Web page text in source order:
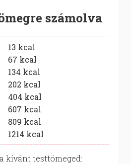
számolva
13 kcal
67 kcal
134 kcal
202 kcal
404 kcal
607 kcal
809 kcal
1214 kcal
kívánt testtömeged: